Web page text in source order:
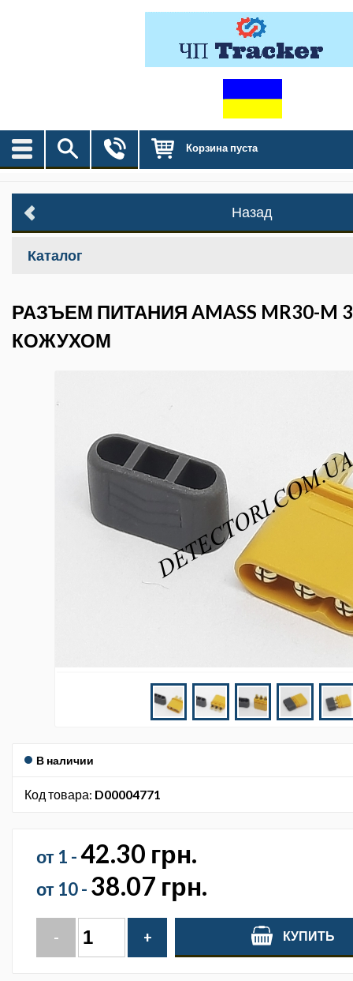
Корзина пуста
Назад
Каталог
РАЗЪЕМ ПИТАНИЯ AMASS MR30-M
КОЖУХОМ
В наличии
Код товара: D00004771
от 1 -42.30 грн.
от 10 - 38.07 грн.
- + КУПИТЬ